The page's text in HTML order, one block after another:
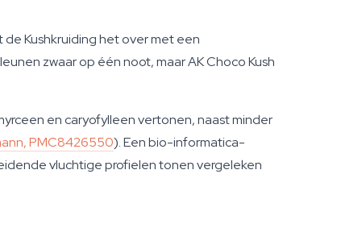
Kushkruiding het over met een
zwaar op één noot, maar AK Choco Kush
en caryofylleen vertonen, naast minder
PMC8426550). Een bio-informatica-
vluchtige profielen tonen vergeleken